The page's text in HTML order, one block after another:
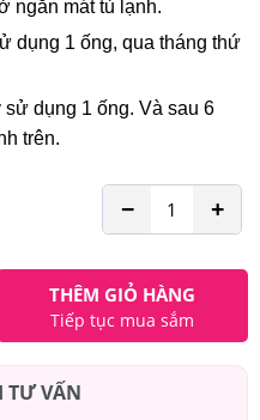
ngăn mát tủ lạnh.
dụng 1 ống, qua tháng thứ
dụng 1 ống. Và sau 6
trên.
+
−
THÊM GIỎ HÀNG
Tiếp tục mua sắm
TƯ VẤN